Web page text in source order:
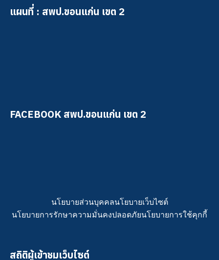
แผนที่ : สพป.ขอนแก่น เขต 2
FACEBOOK สพป.ขอนแก่น เขต 2
นโยบายส่วนบุคคลนโยบายเว็บไซต์
นโยบายการรักษาความมั่นคงปลอดภัยนโยบายการใช้คุกกี้
สถิติผู้เข้าชมเว็บไซต์